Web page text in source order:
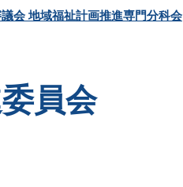
会 地域福祉計画推進専門分科会
員会